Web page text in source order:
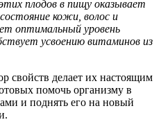
плодов в пищу оказывает
кожи, волос и
оптимальный уровень
усвоению витаминов из
свойств делает их настоящим
помочь организму в
и поднять его на новый